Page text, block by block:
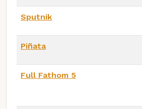
Sputnik
Piñata
Full Fathom 5